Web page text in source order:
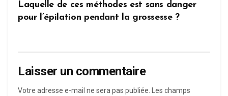
Laquelle de ces méthodes est sans danger
pour l’épilation pendant la grossesse ?
Laisser un commentaire
Votre adresse e-mail ne sera pas publiée. Les champs